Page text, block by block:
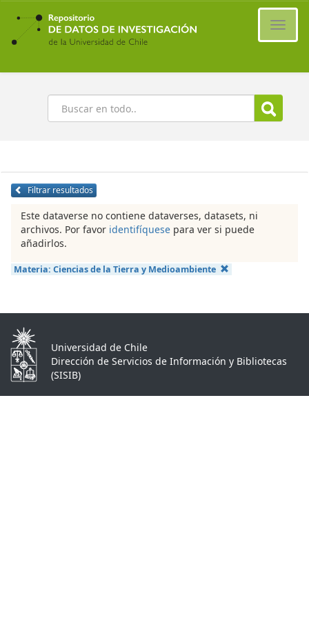
Ir
contenido
principal
Buscar
Filtrar resultados
Este dataverse no contiene dataverses, datasets, ni
archivos. Por favor identifíquese para ver si puede
añadirlos.
Materia: Ciencias de la Tierra y Medioambiente
Universidad de Chile
Dirección de Servicios de Información y Bibliotecas
(SISIB)